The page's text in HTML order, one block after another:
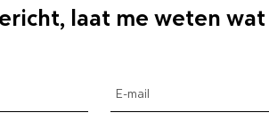
laat me weten